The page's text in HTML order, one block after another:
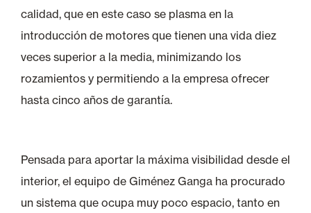
calidad, que en este caso se plasma en la
introducción de motores que tienen una vida diez
veces superior a la media, minimizando los
rozamientos y permitiendo a la empresa ofrecer
hasta cinco años de garantía.
Pensada para aportar la máxima visibilidad desde el
interior, el equipo de Giménez Ganga ha procurado
un sistema que ocupa muy poco espacio, tanto en